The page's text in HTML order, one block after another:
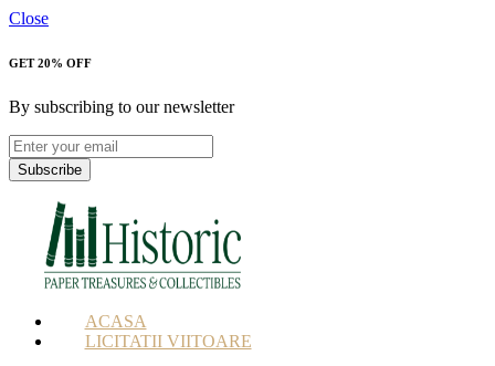
Close
GET 20% OFF
By subscribing to our newsletter
Subscribe
ACASA
LICITATII VIITOARE